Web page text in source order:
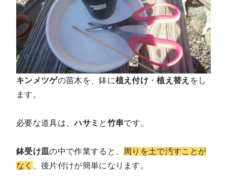
キンメツゲの苗木を、鉢に植え付け ・植え替え をし
ます。
必要な道具は、ハサミ と 竹串です。
鉢受け皿の中で作業すると、
周りを土で汚すことが
なく
、後片付けが簡単になります。